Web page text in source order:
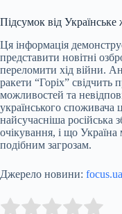
Підсумок від Українське
Ця інформація
представити новітні
переломити хід війни.
ракети “Горіх” свідчить
можливостей та
українського споживача
найсучасніша російська
очікування, і що Україна
подібним загрозам.
Джерело новини: focus.ua
Rate this item: